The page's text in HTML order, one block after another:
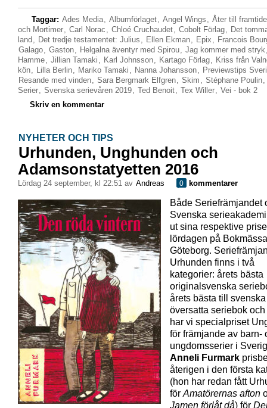
Taggar: Ades Media, Albumförlaget, Angel Wings , Åter till
och Mortimer, Carl Norac , Chloé Cruchaudet, Cobolt Förlag, Det
land , Det tredje testamentet: Julius , Ellen Ekman, Epix , Francois
Galago, Gaston, Helgalna äventyr med Spirou, Jag kommer med stryk
Hamme, Jillian Tamaki , Karl Johnsson, Kartago Förlag, Kriss från
kön, Lilla Berlin, Mariko Tamaki , Nanna Johansson, Previewstips
Resande med vinden, Sara Bergmark Elfgren, Skim , Stéphane Poulin,
Serier, Svenska serievåren 2019, Ted Benoit, Tex Willer, Vei - bok 2
Skriv en kommentar
NYHETER OCH TIPS
Urhunden, Unghunden och
Adamsonstatyetten 2016
lördag 24 september, kl 22:51 av Andreas 0 kommentarer
Både Seriefrämjandet
Svenska
ut sina respektive
lördagen på
Göteborg.
Urhunden finns i två
kategorier: årets bästa
originalsvenska
årets bästa till svenska
översatta seriebok
har vi specialpriset
för främjande av barn-
ungdomsserier i
Anneli Furmark
återigen i den första
(hon har redan fått
för Amatörernas afton
Jamen förlåt då) för